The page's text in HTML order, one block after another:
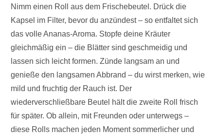
Nimm einen Roll aus dem Frischebeutel. Drück die
Kapsel im Filter, bevor du anzündest – so entfaltet sich
das volle Ananas-Aroma. Stopfe deine Kräuter
gleichmäßig ein – die Blätter sind geschmeidig und
lassen sich leicht formen. Zünde langsam an und
genieße den langsamen Abbrand – du wirst merken, wie
mild und fruchtig der Rauch ist. Der
wiederverschließbare Beutel hält die zweite Roll frisch
für später. Ob allein, mit Freunden oder unterwegs –
diese Rolls machen jeden Moment sommerlicher und